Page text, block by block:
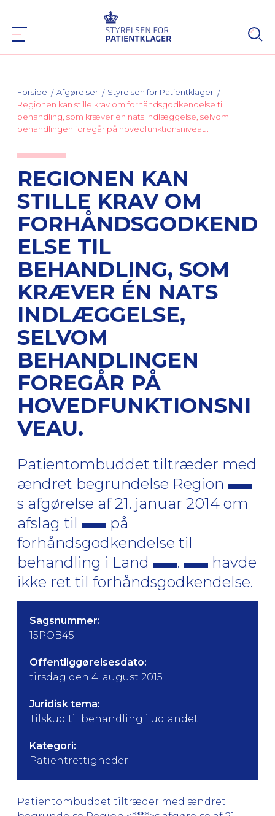
Forside Afgørelser
Styrelsen for Patientklager
Regionen kan stille krav om forhåndsgodkendelse til
behandling, som kræver én nats indlæggelse, selvom
behandlingen foregår på hovedfunktionsniveau.
REGIONEN KAN
STILLE KRAV OM
FORHÅNDSGODKEND
ELSE TIL
BEHANDLING, SOM
KRÆVER ÉN NATS
INDLÆGGELSE,
SELVOM
BEHANDLINGEN
FOREGÅR PÅ
HOVEDFUNKTIONSNI
VEAU.
Patientombuddet tiltræder med
ændret begrundelse Region
s afgørelse af 21. januar 2014 om
afslag til
på
forhåndsgodkendelse til
behandling i Land
.
havde
ikke ret til forhåndsgodkendelse.
Sagsnummer:
15POB45
Offentliggørelsesdato:
tirsdag den 4. august 2015
Juridisk tema:
Tilskud til behandling i udlandet
Kategori:
Patientrettigheder
Patientombuddet tiltræder med ændret